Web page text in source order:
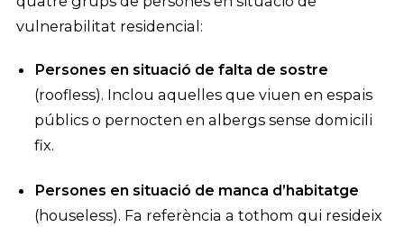
vulnerabilitat residencial:
Persones en situació de falta de sostre
(roofless). Inclou aquelles que viuen en espais
públics o pernocten en albergs sense domicili
fix.
Persones en situació de manca d’habitatge
(houseless). Fa referència a tothom qui resideix